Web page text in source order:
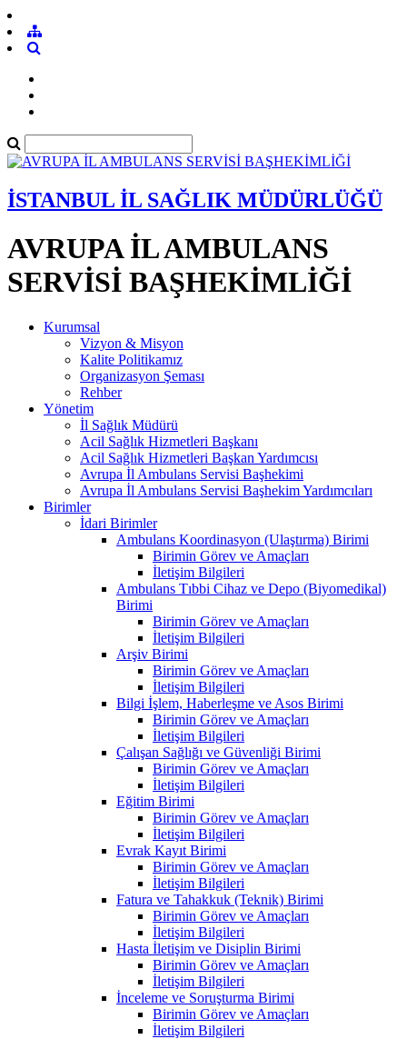
İSTANBUL İL SAĞLIK MÜDÜRLÜĞÜ
AVRUPA İL AMBULANS
SERVİSİ BAŞHEKİMLİĞİ
Kurumsal
Vizyon & Misyon
Kalite Politikamız
Organizasyon Şeması
Rehber
Yönetim
İl Sağlık Müdürü
Acil Sağlık Hizmetleri Başkanı
Acil Sağlık Hizmetleri Başkan Yardımcısı
Avrupa İl Ambulans Servisi Başhekimi
Avrupa İl Ambulans Servisi Başhekim Yardımcıları
Birimler
İdari Birimler
Ambulans Koordinasyon (Ulaştırma) Birimi
Birimin Görev ve Amaçları
İletişim Bilgileri
Ambulans Tıbbi Cihaz ve Depo (Biyomedikal)
Birimi
Birimin Görev ve Amaçları
İletişim Bilgileri
Arşiv Birimi
Birimin Görev ve Amaçları
İletişim Bilgileri
Bilgi İşlem, Haberleşme ve Asos Birimi
Birimin Görev ve Amaçları
İletişim Bilgileri
Çalışan Sağlığı ve Güvenliği Birimi
Birimin Görev ve Amaçları
İletişim Bilgileri
Eğitim Birimi
Birimin Görev ve Amaçları
İletişim Bilgileri
Evrak Kayıt Birimi
Birimin Görev ve Amaçları
İletişim Bilgileri
Fatura ve Tahakkuk (Teknik) Birimi
Birimin Görev ve Amaçları
İletişim Bilgileri
Hasta İletişim ve Disiplin Birimi
Birimin Görev ve Amaçları
İletişim Bilgileri
İnceleme ve Soruşturma Birimi
Birimin Görev ve Amaçları
İletişim Bilgileri